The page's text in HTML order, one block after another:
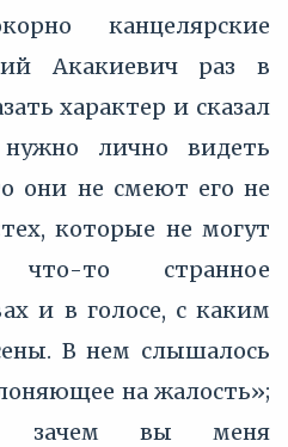
канцелярские
Акакиевич раз в
характер и сказал
лично видеть
они не смеют его не
которые не могут
то странное
и в голосе, с каким
В нем слышалось
на жалость»;
зачем вы меня